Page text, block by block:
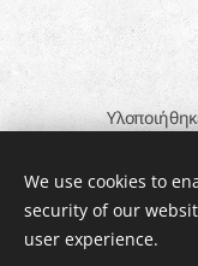
We use cookies to
security of our
user experience.